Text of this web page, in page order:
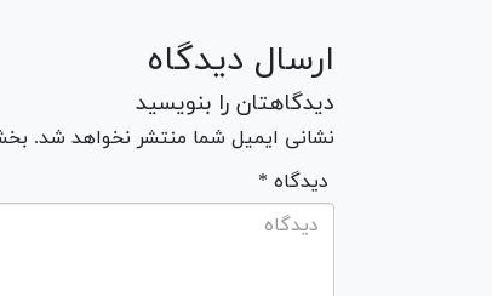
ارسال دیدگاه
دیدگاهتان را بنویسید
نشانی ایمیل شما منتشر نخواهد شد.
* دیدگاه